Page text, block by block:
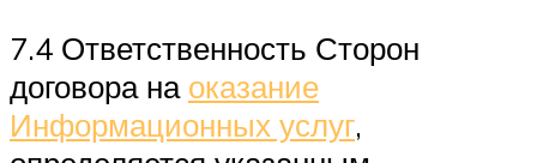
7.4 Ответственность Сторон
договора на оказание
Информационных услуг,